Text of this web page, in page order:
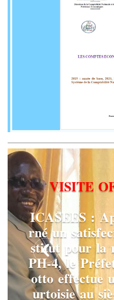
VISITE O
ICASEES : A
rné un satisfec
stitut pour la
PH-4, le Pr éfe
otto effectue
urto isie au siè